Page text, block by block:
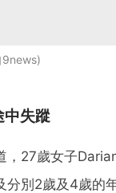
9news
中失蹤
，27歲女子
分別2歲及4歲的